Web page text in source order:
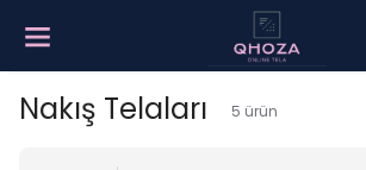
Nakış Telaları 5 ürün